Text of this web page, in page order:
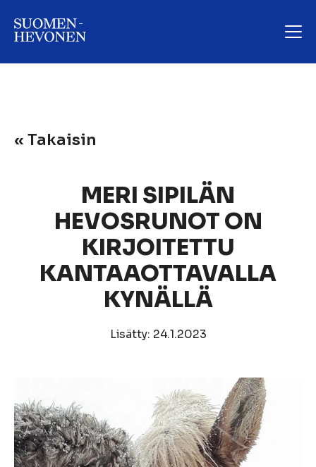
« Takaisin
MERI SIPILÄN
HEVOSRUNOT ON
KIRJOITETTU
KANTAAOTTAVALLA
KYNÄLLÄ
Lisätty: 24.1.2023